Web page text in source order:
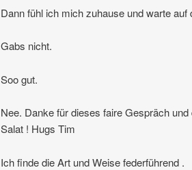
Dann fühl ich mich zuhause und warte auf
Gabs nicht.
Soo gut.
Nee. Danke für dieses faire Gespräch und
Salat ! Hugs Tim
Ich finde die Art und Weise federführend .